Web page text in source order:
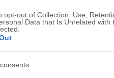
opt-out of Collection, Use,
Data that Is Unrelated with
ΠΟΔΟΣΦΑΙΡΟ ΓΥΝΑΙΚΩΝ